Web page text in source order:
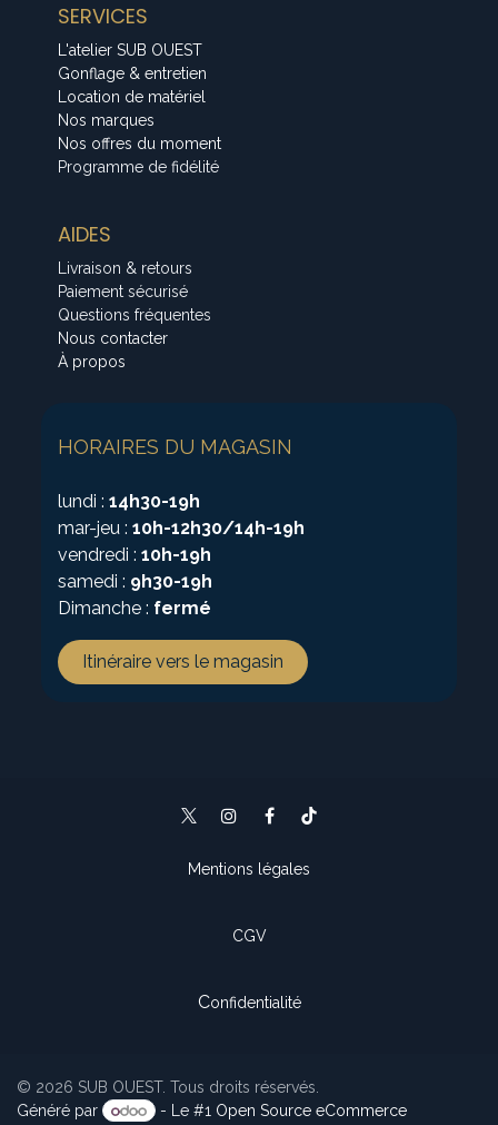
SERVICES
L'atelier SUB OUEST
Gonflage & entretien
Location de matériel
Nos marques
Nos offres du moment
Programme de fidélité
AIDES
Livraison & retours
Paiement sécurisé
Questions fréquentes
Nous contacter
À propos
HORAIRES DU MAGASIN
lundi :14h30-19h
mar-jeu :10h-12h30/14h-19h
vendredi :10h-19h
samedi : 9h30-19h
Dimanche : fermé
Itinéraire vers le magasin
Mentions légales
CGV
Confidentialité
© 2026 SUB OUEST. Tous droits réservés.
Généré par
- Le #1 Open Source eCommerce